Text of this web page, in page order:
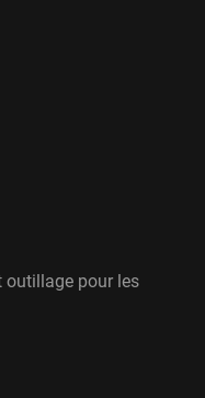
outillage pour les